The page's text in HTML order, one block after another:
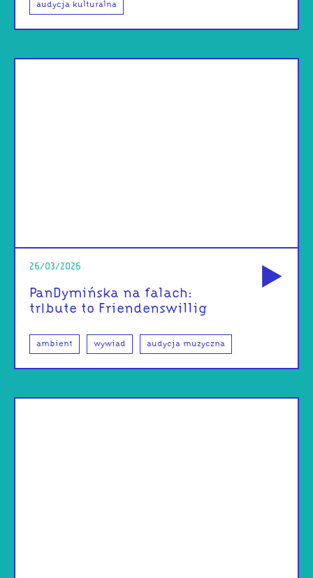
audycja kulturalna
26/03/2026
PanDymińska na falach:
trIbute to Friendenswillig
ambient wywiad audycja muzyczna